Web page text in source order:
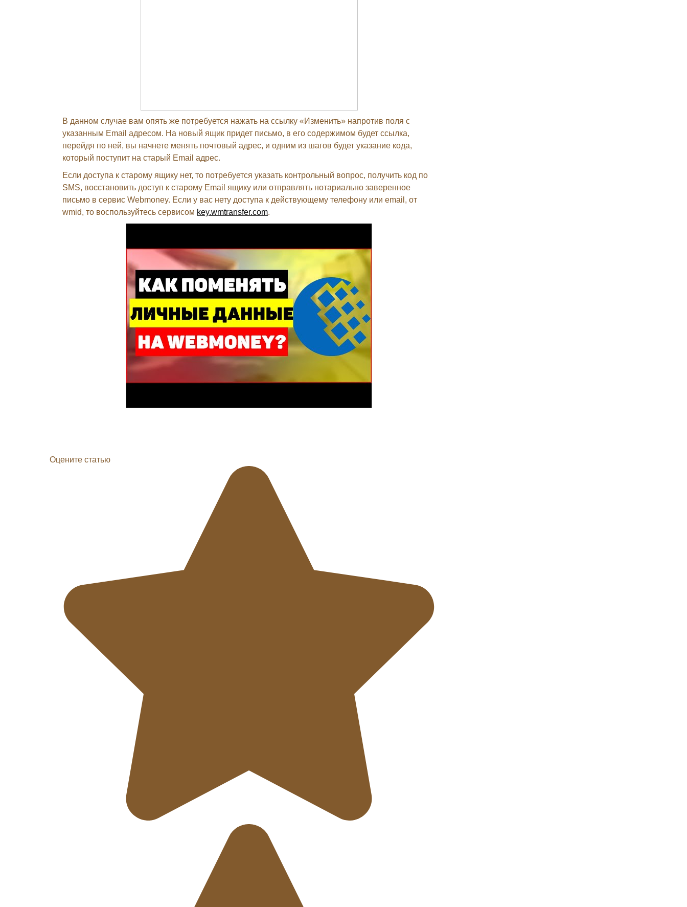
В данном случае вам опять же потребуется нажать на ссылку «Изменить» напротив поля с
указанным Email адресом. На новый ящик придет письмо, в его содержимом будет ссылка,
перейдя по ней, вы начнете менять почтовый адрес, и одним из шагов будет указание кода,
который поступит на старый Email адрес.
Если доступа к старому ящику нет, то потребуется указать контрольный вопрос, получить код по
SMS, восстановить доступ к старому Email ящику или отправлять нотариально заверенное
письмо в сервис Webmoney. Если у вас нету доступа к действующему телефону или email, от
wmid, то воспользуйтесь сервисом key.wmtransfer.com.
Оцените статью